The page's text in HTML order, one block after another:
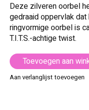
Deze zilveren oorbel
gedraaid oppervlak
ringvormige oorbel is
T.I.T.S.-achtige twist.
Toevoegen aan
Aan verlanglijst toevoegen